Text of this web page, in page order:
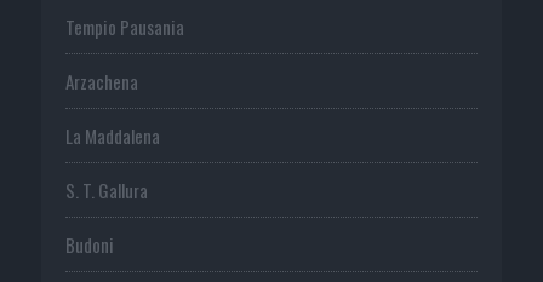
Tempio Pausania
Arzachena
La Maddalena
S. T. Gallura
Budoni